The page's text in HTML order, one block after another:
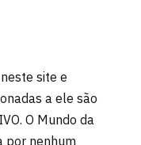
site e
a ele são
O Mundo da
por nenhum